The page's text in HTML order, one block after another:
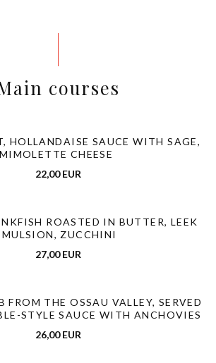
courses
HOLLANDAISE SAUCE WITH SAGE,
MIMOLETTE CHEESE
22,00 EUR
ROASTED IN BUTTER, LEEK
ZUCCHINI
27,00 EUR
FROM THE OSSAU VALLEY, SERVED
STYLE SAUCE WITH ANCHOVIES
26,00 EUR